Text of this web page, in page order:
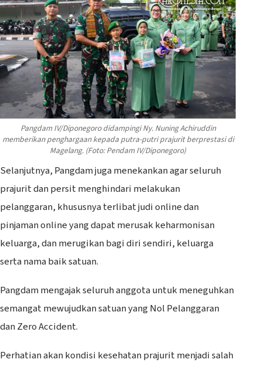
Pangdam IV/Diponegoro didampingi Ny. Nuning Achiruddin
memberikan penghargaan kepada putra-putri prajurit berprestasi di
Magelang. (Foto: Pendam IV/Diponegoro)
Selanjutnya, Pangdam juga menekankan agar seluruh
prajurit dan persit menghindari melakukan
pelanggaran, khususnya terlibat judi online dan
pinjaman online yang dapat merusak keharmonisan
keluarga, dan merugikan bagi diri sendiri, keluarga
serta nama baik satuan.
Pangdam mengajak seluruh anggota untuk meneguhkan
semangat mewujudkan satuan yang Nol Pelanggaran
dan Zero Accident.
Perhatian akan kondisi kesehatan prajurit menjadi salah